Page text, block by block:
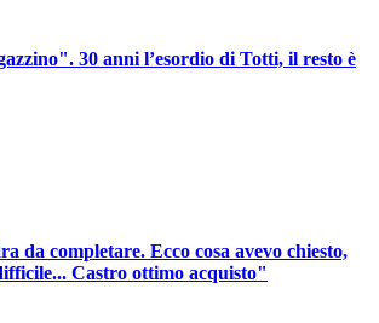
30 anni l’esordio di Totti, il resto è
da completare. Ecco cosa avevo chiesto,
Castro ottimo acquisto"